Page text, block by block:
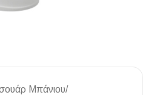
Μπάνιου/